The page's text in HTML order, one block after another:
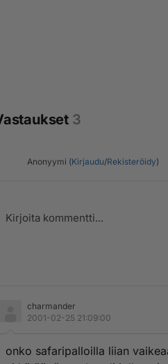
3
Anonyymi (Kirjaudu/Rekisteröidy)
charmander
2001-02-25 21:09:00
onko safaripalloilla liian